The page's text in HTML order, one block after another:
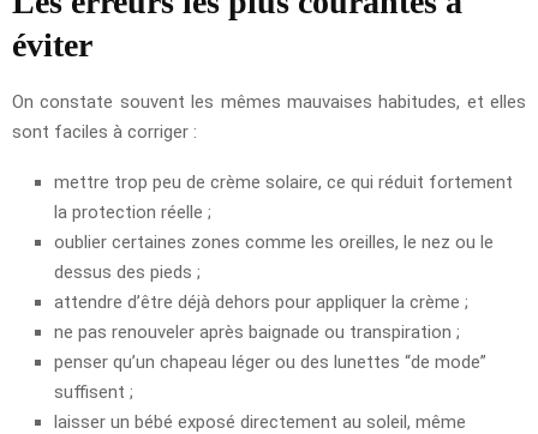
éviter
On constate souvent les mêmes mauvaises habitudes, et elles
sont faciles à corriger :
mettre trop peu de crème solaire, ce qui réduit fortement
la protection réelle ;
oublier certaines zones comme les oreilles, le nez ou le
dessus des pieds ;
attendre d’être déjà dehors pour appliquer la crème ;
ne pas renouveler après baignade ou transpiration ;
penser qu’un chapeau léger ou des lunettes “de mode”
suffisent ;
laisser un bébé exposé directement au soleil, même